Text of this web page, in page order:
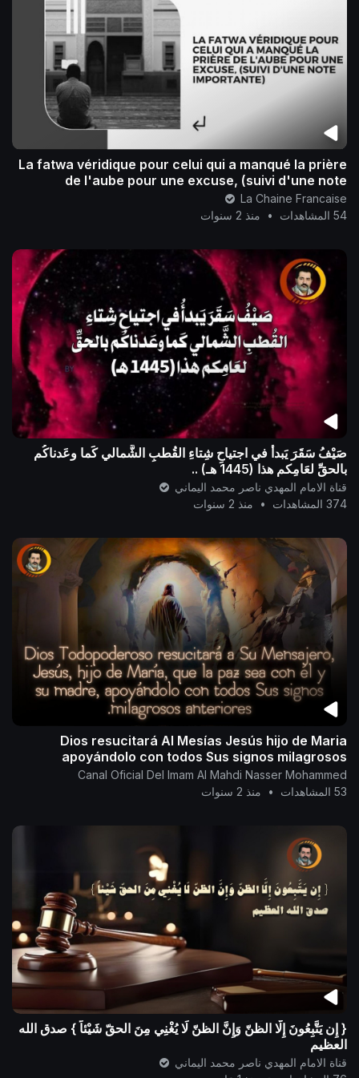
La fatwa véridique pour celui qui a manqué la prière
de l'aube pour une excuse, (suivi d'une note
importante)..
La Chaine Francaise
54 المشاهدات
• منذ 2 سنوات
صَيْفُ سَقَرَ يَبدأُ في اجتياحِ شِتاءِ القُطبِ الشَّمالي كَما وعَدناكُم
بالحقِّ لعَامِكم هذا (1445 هـ) ..
قناة الامام المهدي ناصر محمد اليماني
374 المشاهدات
• منذ 2 سنوات
Dios resucitará Al Mesías Jesús hijo de Maria
apoyándolo con todos Sus signos milagrosos
anteriores
Canal Oficial Del Imam Al Mahdi Nasser Mohammed
53 المشاهدات
• منذ 2 سنوات
{ إِن يَتَّبِعُونَ إِلَّا الظنّ وَإِنَّ الظنّ لَا يُغْنِي مِنَ الحقّ شَيْئاً } صدق الله
العظيم
قناة الامام المهدي ناصر محمد اليماني